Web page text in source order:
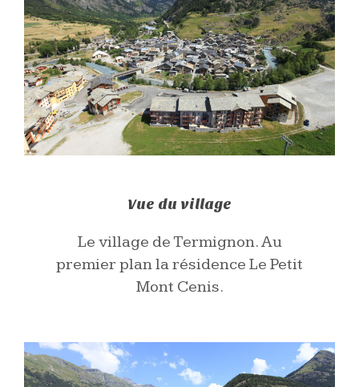
Vue du village
Le village de Termignon. Au
premier plan la résidence Le Petit
Mont Cenis.